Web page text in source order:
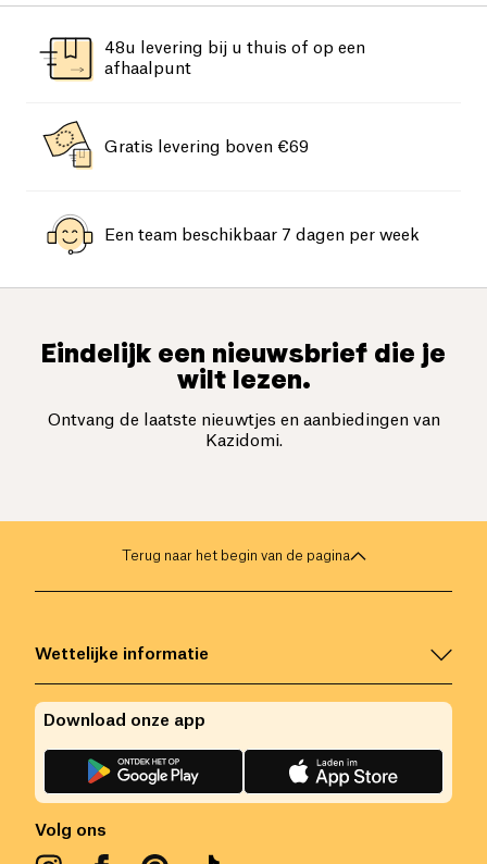
48u levering bij u thuis of op een
afhaalpunt
Gratis levering boven €69
Een team beschikbaar 7 dagen per week
Eindelijk een nieuwsbrief die je
wilt lezen.
Ontvang de laatste nieuwtjes en aanbiedingen van
Kazidomi.
Terug naar het begin van de pagina
Wettelijke informatie
Volg ons
Download onze app